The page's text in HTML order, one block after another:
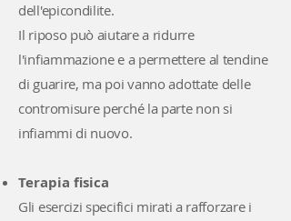
dell'epicondilite.
Il riposo può aiutare a ridurre
l'infiammazione e a permettere al tendine
di guarire, ma poi vanno adottate delle
contromisure perché la parte non si
infiammi di nuovo.
Terapia fisica
Gli esercizi specifici mirati a rafforzare i